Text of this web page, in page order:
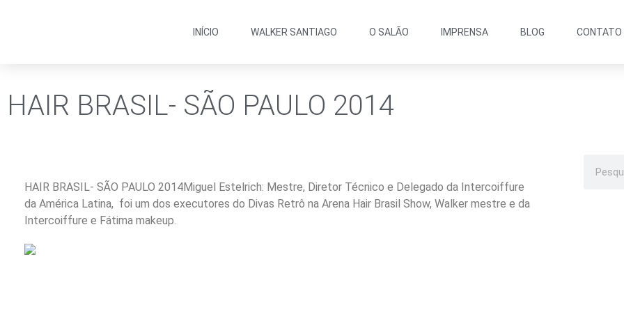
INÍCIO WALKER SANTIAGO O SALÃO IMPRENSA BLOG CONTATO
HAIR BRASIL- SÃO PAULO 2014
HAIR BRASIL- SÃO PAULO 2014Miguel Estelrich: Mestre, Diretor Técnico e Delegado da Intercoiffure
da América Latina, foi um dos executores do Divas Retrô na Arena Hair Brasil Show, Walker mestre e da
Intercoiffure e Fátima makeup.